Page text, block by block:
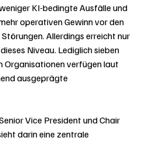
KI-bedingte Ausfälle und
operativen Gewinn vor den
Allerdings erreicht nur
Niveau. Lediglich sieben
Organisationen verfügen laut
ausgeprägte
Vice President und Chair
darin eine zentrale